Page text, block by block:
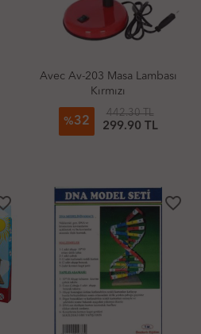
Avec Av-203 Masa Lambası
Kırmızı
%32
442.30 TL
299.90 TL
favorite_border